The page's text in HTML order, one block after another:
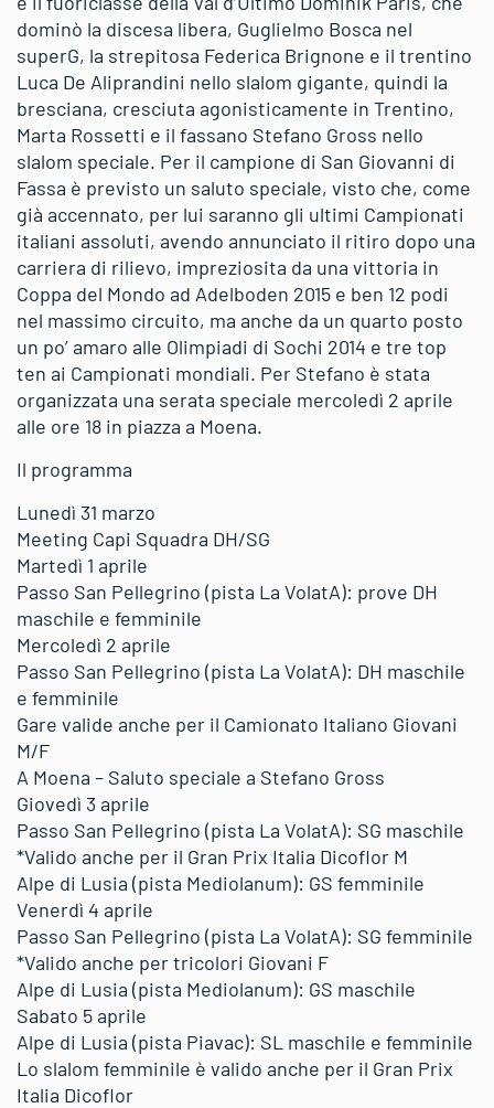
dominò la discesa libera, Guglielmo Bosca nel
superG, la strepitosa Federica Brignone e il trentino
Luca De Aliprandini nello slalom gigante, quindi la
bresciana, cresciuta agonisticamente in Trentino,
Marta Rossetti e il fassano Stefano Gross nello
slalom speciale. Per il campione di San Giovanni di
Fassa è previsto un saluto speciale, visto che, come
già accennato, per lui saranno gli ultimi Campionati
italiani assoluti, avendo annunciato il ritiro dopo una
carriera di rilievo, impreziosita da una vittoria in
Coppa del Mondo ad Adelboden 2015 e ben 12 podi
nel massimo circuito, ma anche da un quarto posto
un po’ amaro alle Olimpiadi di Sochi 2014 e tre top
ten ai Campionati mondiali. Per Stefano è stata
organizzata una serata speciale mercoledì 2 aprile
alle ore 18 in piazza a Moena.
Il programma
Lunedì 31 marzo
Meeting Capi Squadra DH/SG
Martedì 1 aprile
Passo San Pellegrino (pista La VolatA): prove DH
maschile e femminile
Mercoledì 2 aprile
Passo San Pellegrino (pista La VolatA): DH maschile
e femminile
Gare valide anche per il Camionato Italiano Giovani
M/F
A Moena – Saluto speciale a Stefano Gross
Giovedì 3 aprile
Passo San Pellegrino (pista La VolatA): SG maschile
*Valido anche per il Gran Prix Italia Dicoflor M
Alpe di Lusia (pista Mediolanum): GS femminile
Venerdì 4 aprile
Passo San Pellegrino (pista La VolatA): SG femminile
*Valido anche per tricolori Giovani F
Alpe di Lusia (pista Mediolanum): GS maschile
Sabato 5 aprile
Alpe di Lusia (pista Piavac): SL maschile e femminile
Lo slalom femminile è valido anche per il Gran Prix
Italia Dicoflor